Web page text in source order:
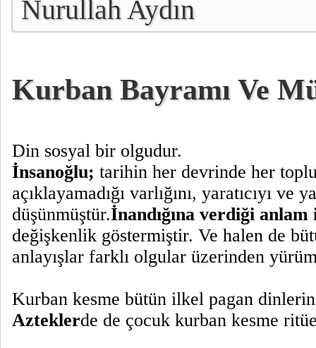
Nurullah Aydın
Kurban Bayramı Ve
Din sosyal bir olgudur.
İnsanoğlu; tarihin her devrinde her
açıklayamadığı varlığını, yaratıcıyı ve
düşünmüştür.İnandığına verdiği anlam
değişkenlik göstermiştir. Ve halen de
anlayışlar farklı olgular üzerinden
Kurban kesme bütün ilkel pagan
Azteklerde de çocuk kurban kesme